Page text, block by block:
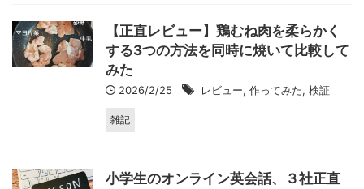
【正直レビュー】鶏むね肉を柔らかく
する3つの方法を同時に焼いて比較して
みた
2026/2/25 レビュー, 作ってみた, 検証
雑記
小学生のオンライン英会話、３社正直